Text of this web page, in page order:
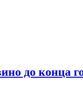
до конца